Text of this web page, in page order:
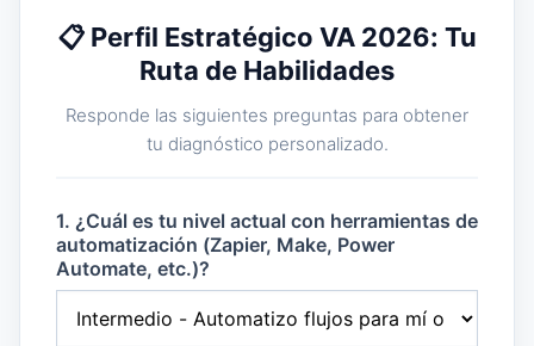
📋 Perfil Estratégico VA 2026: Tu
Ruta de Habilidades
Responde las siguientes preguntas para obtener
tu diagnóstico personalizado.
1. ¿Cuál es tu nivel actual con herramientas de
automatización (Zapier, Make, Power
Automate, etc.)?